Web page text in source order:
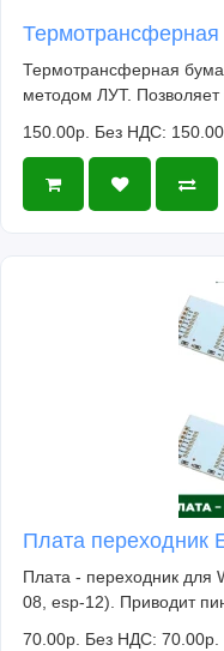
Термотрансферная
Термотрансферная
методом ЛУТ.
150.00р. Без НДС:
Плата переходник
Плата - переходник для
08, esp-12). Приводит
70.00р. Без НДС: 70.00р.